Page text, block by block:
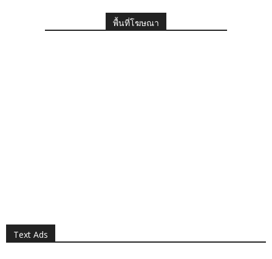
พื้นที่โฆษณา
Text Ads